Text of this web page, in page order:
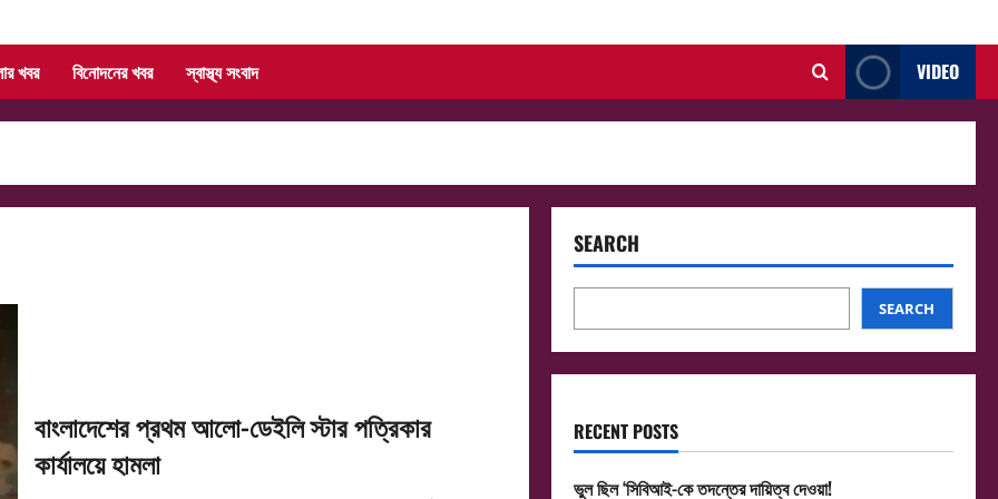
খবর বিনোদনের খবর স্বাস্থ্য সংবাদ VIDEO
বাংলাদেশের প্রথম আলো-ডেইলি স্টার পত্রিকার
কার্যালয়ে হামলা
SEARCH
SEARCH
RECENT POSTS
ভুল ছিল ‘সিবিআই-কে তদন্তের দায়িত্ব দেওয়া!